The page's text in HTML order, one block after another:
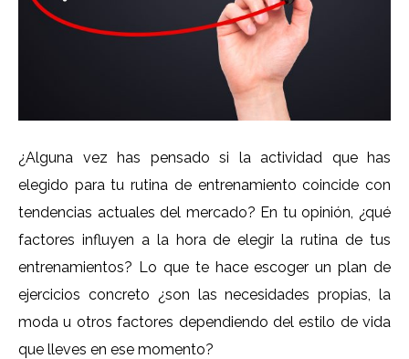
¿Alguna vez has pensado si la actividad que has
elegido para tu rutina de entrenamiento coincide con
tendencias actuales del mercado? En tu opinión, ¿qué
factores influyen a la hora de elegir la rutina de tus
entrenamientos? Lo que te hace escoger un plan de
ejercicios concreto ¿son las necesidades propias, la
moda u otros factores dependiendo del estilo de vida
que lleves en ese momento?